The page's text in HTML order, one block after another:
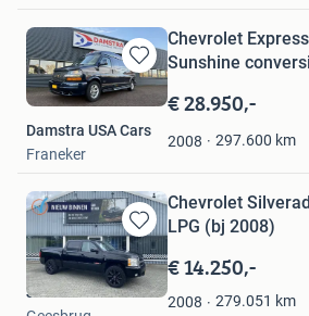
Bewaren
in
Favorieten
Chevrolet
Sunshine
€ 28.950,-
2008 297.600 km
Damstra USA Cars
Franeker
Bewaren
in
Mijn
Favorieten
Chevrolet
LPG (bj 2008)
€ 14.250,-
2008 279.051 km
J.B. USA Cars B.V.